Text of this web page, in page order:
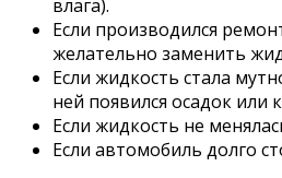
влага).
Если производился
желательно заменить
Если жидкость стала
ней появился осадок или
Если жидкость не
Если автомобиль долго